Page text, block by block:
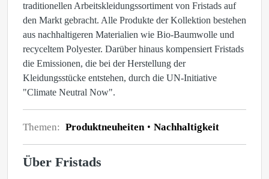
traditionellen Arbeitskleidungssortiment von Fristads auf
den Markt gebracht. Alle Produkte der Kollektion bestehen
aus nachhaltigeren Materialien wie Bio-Baumwolle und
recyceltem Polyester. Darüber hinaus kompensiert Fristads
die Emissionen, die bei der Herstellung der
Kleidungsstücke entstehen, durch die UN-Initiative
"Climate Neutral Now".
Themen: Produktneuheiten Nachhaltigkeit
Über Fristads